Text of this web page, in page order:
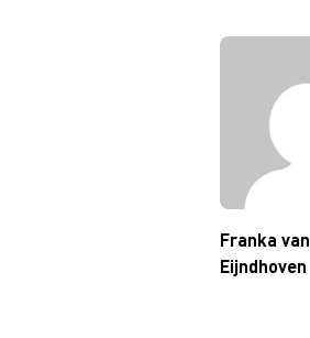
Franka van
Eijndhoven